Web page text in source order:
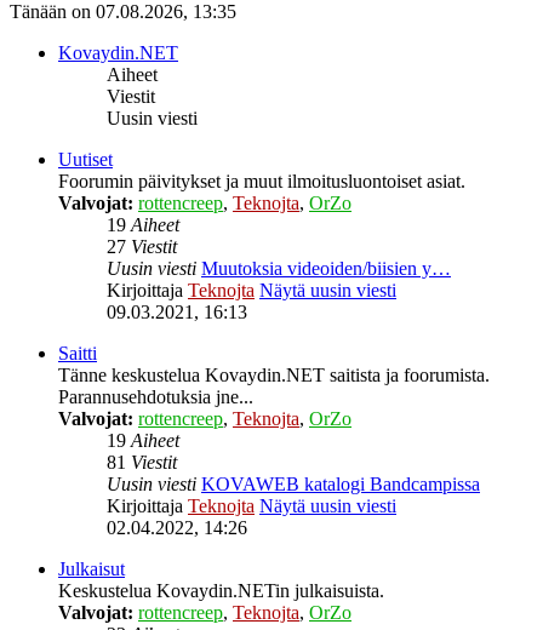
Tänään on 07.08.2026, 13:35
Kovaydin.NET
Aiheet
Viestit
Uusin viesti
Uutiset
Foorumin päivitykset ja muut ilmoitusluontoiset asiat.
Valvojat: rottencreep, Teknojta, OrZo
19Aiheet
27 Viestit
Uusin viesti Muutoksia videoiden/biisien y…
Kirjoittaja Teknojta Näytä uusin viesti
09.03.2021, 16:13
Saitti
Tänne keskustelua Kovaydin.NET saitista ja foorumista.
Parannusehdotuksia jne...
Valvojat: rottencreep, Teknojta, OrZo
19Aiheet
81 Viestit
Uusin viesti KOVAWEB katalogi Bandcampissa
Kirjoittaja Teknojta Näytä uusin viesti
02.04.2022, 14:26
Julkaisut
Keskustelua Kovaydin.NETin julkaisuista.
Valvojat: rottencreep, Teknojta, OrZo